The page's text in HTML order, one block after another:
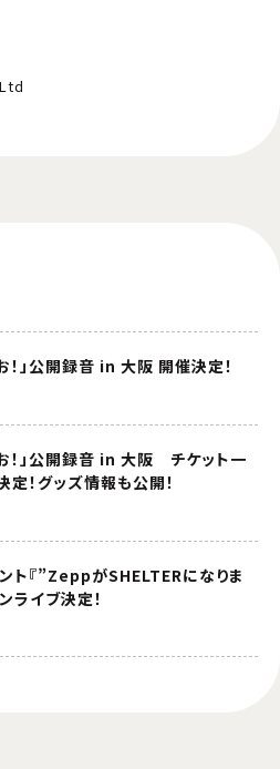
お！」公開録音 in 大阪 開催決定！
お！」公開録音 in 大阪 チケット一
！グッズ情報も公開！
ト『”ZeppがSHELTERになりま
ライブ決定！